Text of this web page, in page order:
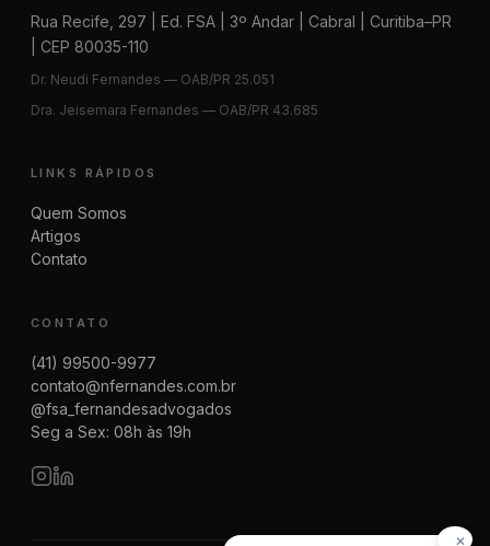
✕
Rua Recife, 297 | Ed. FSA | 3º Andar | Cabral | Curitiba–PR
| CEP 80035-110
Dr. Neudi Fernandes — OAB/PR 25.051
Dra. Jeisemara Fernandes — OAB/PR 43.685
LINKS RÁPIDOS
Quem Somos
Artigos
Contato
CONTATO
(41) 99500-9977
contato@nfernandes.com.br
@fsa_fernandesadvogados
Seg a Sex: 08h às 19h